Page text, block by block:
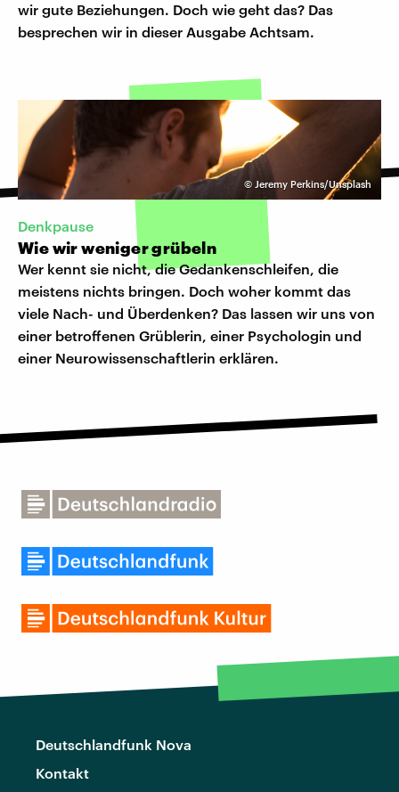
wir gute Beziehungen. Doch wie geht das? Das
besprechen wir in dieser Ausgabe Achtsam.
© Jeremy Perkins/Unsplash
Denkpause
Wie wir weniger grübeln
Wer kennt sie nicht, die Gedankenschleifen, die
meistens nichts bringen. Doch woher kommt das
viele Nach- und Überdenken? Das lassen wir uns von
einer betroffenen Grüblerin, einer Psychologin und
einer Neurowissenschaftlerin erklären.
Deutschlandfunk Nova
Kontakt